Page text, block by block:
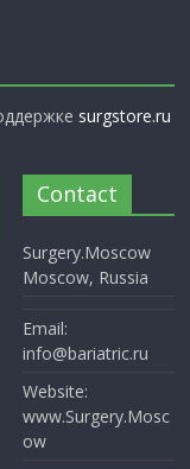
surgstore.ru
Contact
Surgery.Moscow
Moscow, Russia
Email:
info@bariatric.ru
Website:
www.Surgery.Mosc
ow